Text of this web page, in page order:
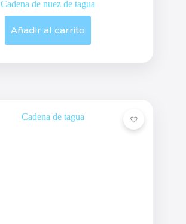
Cadena de nuez de tagua
Añadir al carrito